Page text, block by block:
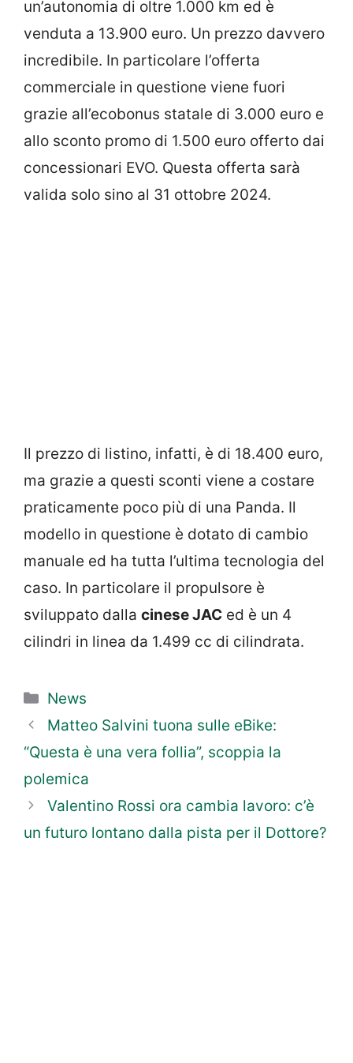
un’autonomia di oltre 1.000 km ed è
venduta a 13.900 euro. Un prezzo davvero
incredibile. In particolare l’offerta
commerciale in questione viene fuori
grazie all’ecobonus statale di 3.000 euro e
allo sconto promo di 1.500 euro offerto dai
concessionari EVO. Questa offerta sarà
valida solo sino al 31 ottobre 2024.
Il prezzo di listino, infatti, è di 18.400 euro,
ma grazie a questi sconti viene a costare
praticamente poco più di una Panda. Il
modello in questione è dotato di cambio
manuale ed ha tutta l’ultima tecnologia del
caso. In particolare il propulsore è
sviluppato dalla cinese JAC ed è un 4
cilindri in linea da 1.499 cc di cilindrata.
Categorie
News
Matteo Salvini tuona sulle eBike:
“Questa è una vera follia”, scoppia la
polemica
Valentino Rossi ora cambia lavoro: c’è
un futuro lontano dalla pista per il Dottore?